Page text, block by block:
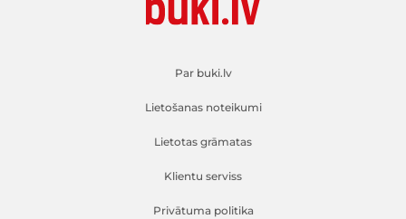
Par buki.lv
Lietošanas noteikumi
Lietotas grāmatas
Klientu serviss
Privātuma politika